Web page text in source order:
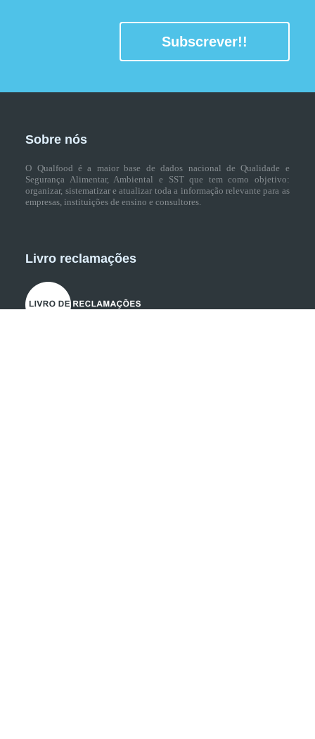
Subscrever!!
Sobre nós
O Qualfood é a maior base de dados nacional de Qualidade e
Segurança Alimentar, Ambiental e SST que tem como objetivo:
organizar, sistematizar e atualizar toda a informação relevante para as
empresas, instituições de ensino e consultores.
Livro reclamações